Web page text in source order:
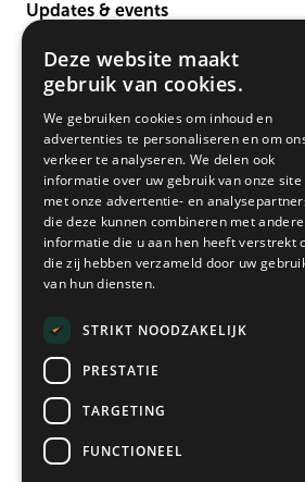
Updates & events
Contact
• vandaag open 12:00-17:00
Maandag*
Dinsdag
09:00 - 18:00
Woensdag
09:00 - 18:00
Donderdag
Vrijdag
Zaterdag
09:00 - 17:00
Deze website maakt
gebruik van cookies.
We gebruiken cookies om inhoud en
advertenties te personaliseren en om
verkeer te analyseren. We delen ook
informatie over uw gebruik van onze site
met onze advertentie- en
die deze kunnen combineren met andere
informatie die u aan hen heeft verstrekt
die zij hebben verzameld door uw
van hun diensten.
STRIKT NOODZAKELIJK
PRESTATIE
TARGETING
FUNCTIONEEL